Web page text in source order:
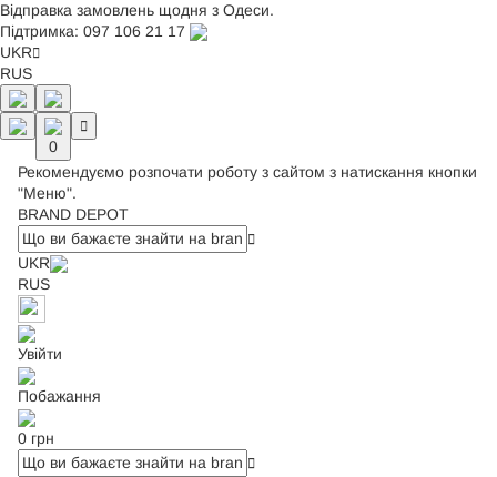
Відправка замовлень щодня з Одеси.
Підтримка: 097 106 21 17
UKR
RUS
0
Рекомендуємо розпочати роботу з сайтом з натискання кнопки
"Меню".
BRAND DEPOT
UKR
RUS
Увійти
Побажання
0 грн